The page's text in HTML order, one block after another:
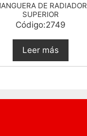
DE RADIADOR
SUPERIOR
Código:2749
Leer más